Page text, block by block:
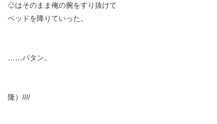
♧はそのまま俺の腕をすり抜けて
ベッドを降りていった。
……パタン。
隆）////